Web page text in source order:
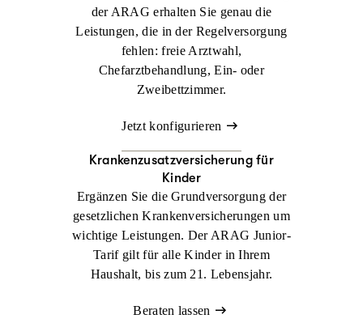
der ARAG erhalten Sie genau die
Leistungen, die in der Regelversorgung
fehlen: freie Arztwahl,
Chefarztbehandlung, Ein- oder
Zweibettzimmer.
Jetzt konfigurieren
Krankenzusatz­versicherung für
Kinder
Ergänzen Sie die Grundversorgung der
gesetzlichen Krankenversicherungen um
wichtige Leistungen. Der ARAG Junior-
Tarif gilt für alle Kinder in Ihrem
Haushalt, bis zum 21. Lebensjahr.
Beraten lassen